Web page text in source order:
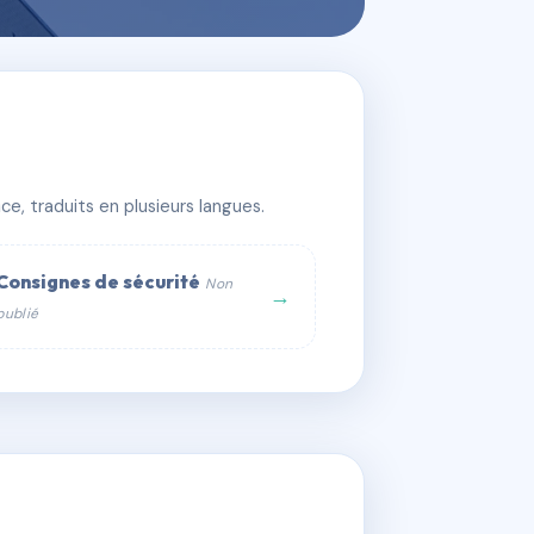
traduits en plusieurs langues.
de sécurité Non
→